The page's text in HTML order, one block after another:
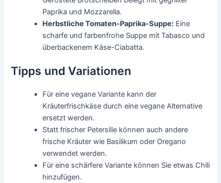
Paprika und Mozzarella.
Herbstliche Tomaten-Paprika-Suppe: Eine
scharfe und farbenfrohe Suppe mit Tabasco und
überbackenem Käse-Ciabatta.
Tipps und Variationen
Für eine vegane Variante kann der
Kräuterfrischkäse durch eine vegane Alternative
ersetzt werden.
Statt frischer Petersilie können auch andere
frische Kräuter wie Basilikum oder Oregano
verwendet werden.
Für eine schärfere Variante können Sie etwas Chili
hinzufügen.